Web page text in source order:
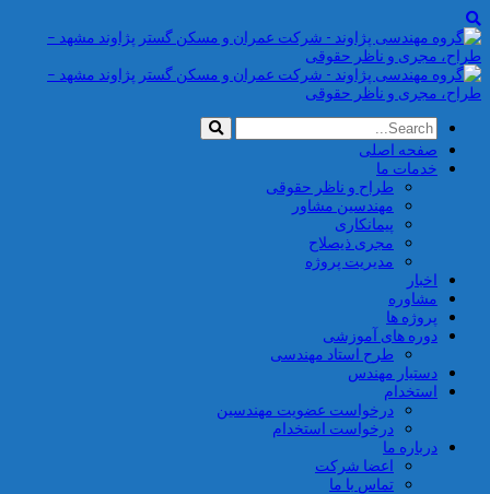
صفحه اصلی
خدمات ما
طراح و ناظر حقوقی
مهندسین مشاور
پیمانکاری
مجری ذیصلاح
مدیریت پروژه
اخبار
مشاوره
پروژه ها
دوره های آموزشی
طرح استاد مهندسی
دستیار مهندس
استخدام
درخواست عضویت مهندسین
درخواست استخدام
درباره ما
اعضا شرکت
تماس با ما